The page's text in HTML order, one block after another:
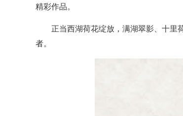
精彩作品。
正当西湖荷花绽放，满湖翠影、十里
者。